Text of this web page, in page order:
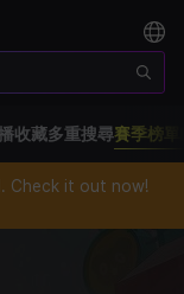
收藏多重搜尋賽季榜單
Check it out now!